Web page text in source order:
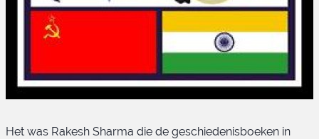
Het was Rakesh Sharma die de geschiedenisboeken in